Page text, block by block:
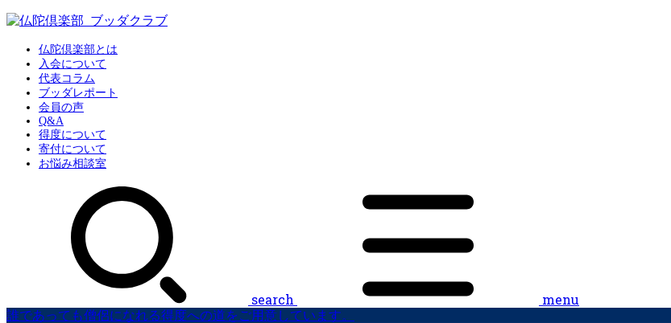
仏陀倶楽部とは
入会について
代表コラム
ブッダレポート
会員の声
Q&A
得度について
寄付について
お悩み相談室
search menu
誰であっても僧侶になれる得度への道をご用意しています。